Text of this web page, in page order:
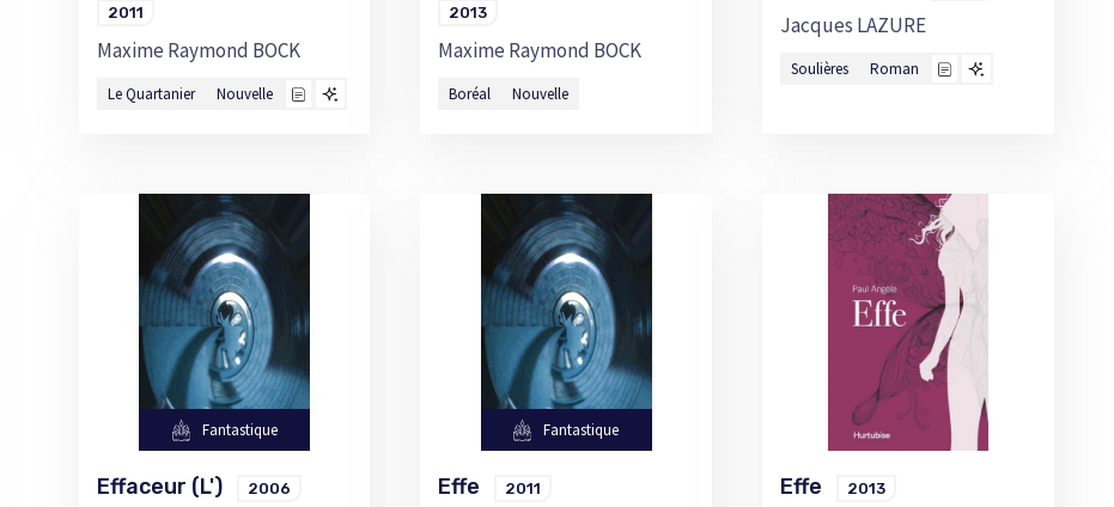
2011
Maxime Raymond BOCK
Le Quartanier Nouvelle
2013
Maxime Raymond BOCK
Boréal Nouvelle
Jacques LAZURE
Soulières Roman
Fantastique
Effaceur (L') 2006
Fantastique
Effe 2011 Effe 2013